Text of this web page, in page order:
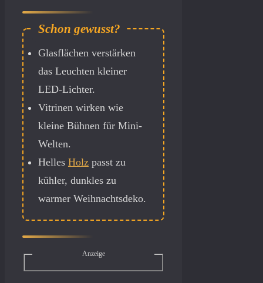
Glasflächen verstärken
das Leuchten kleiner
LED-Lichter.
Vitrinen wirken wie
kleine Bühnen für Mini-
Welten.
Helles Holz passt zu
kühler, dunkles zu
warmer Weihnachtsdeko.
Anzeige